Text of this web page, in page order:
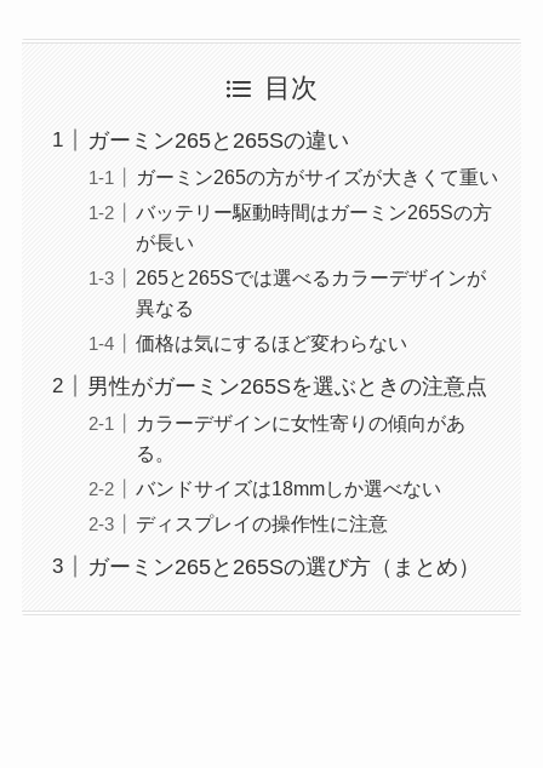
目次
ガーミン265と265Sの違い
ガーミン265の方がサイズが大きくて重い
バッテリー駆動時間はガーミン265Sの方
が長い
265と265Sでは選べるカラーデザインが
異なる
価格は気にするほど変わらない
男性がガーミン265Sを選ぶときの注意点
カラーデザインに女性寄りの傾向があ
る。
バンドサイズは18mmしか選べない
ディスプレイの操作性に注意
ガーミン265と265Sの選び方（まとめ）